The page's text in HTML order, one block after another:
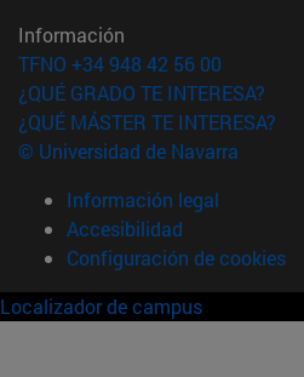
Información
TFNO +34 948 42 56 00
¿QUÉ GRADO TE INTERESA?
¿QUÉ MÁSTER TE INTERESA?
© Universidad de Navarra
Información legal
Accesibilidad
Configuración de cookies
Localizador de campus